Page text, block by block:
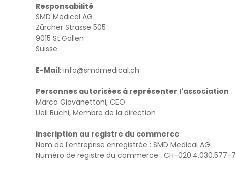
Responsabilité
SMD Medical AG
Zürcher Strasse 505
9015 St.Gallen
Suisse
E-Mail: info@smdmedical.ch
Personnes autorisées à représenter l'association
Marco Giovanettoni, CEO
Ueli Büchi, Membre de la direction
Inscription au registre du commerce
Nom de l'entreprise enregistrée : SMD Medical AG
Numéro de registre du commerce : CH-020.4.030.577-7